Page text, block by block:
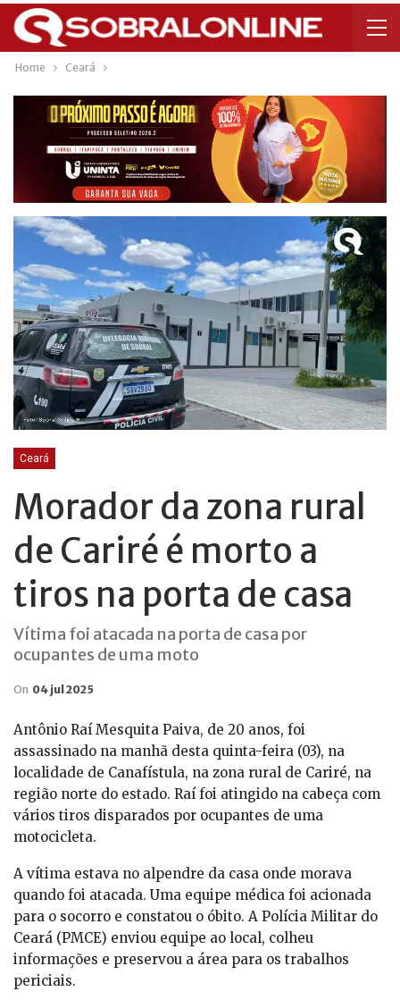
Home Ceará
Ceará
Morador da zona rural
de Cariré é morto a
tiros na porta de casa
Vítima foi atacada na porta de casa por
ocupantes de uma moto
On 04 jul 2025
Antônio Raí Mesquita Paiva, de 20 anos, foi
assassinado na manhã desta quinta-feira (03), na
localidade de Canafístula, na zona rural de Cariré, na
região norte do estado. Raí foi atingido na cabeça com
vários tiros disparados por ocupantes de uma
motocicleta.
A vítima estava no alpendre da casa onde morava
quando foi atacada. Uma equipe médica foi acionada
para o socorro e constatou o óbito. A Polícia Militar do
Ceará (PMCE) enviou equipe ao local, colheu
informações e preservou a área para os trabalhos
periciais.